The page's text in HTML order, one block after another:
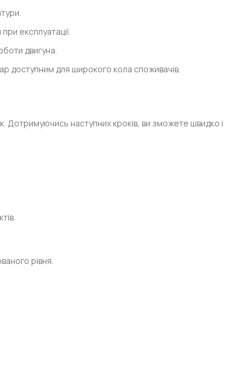
експлуатації.
двигуна.
доступним для широкого кола споживачів.
Дотримуючись наступних кроків, ви зможете швидко і
рівня.